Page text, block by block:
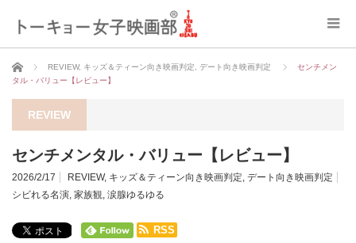
ホーム REVIEW, キッズ＆ティーン向き映画判定 デート向き映画判定
センチメン
タル・バリュー【レビュー】
REVIEW
センチメンタル・バリュー【レビュー】
2026/2/17 REVIEW, キッズ＆ティーン向き映画判定, デート向き映画判定
シビれる名演, 家族観, 涙腺ゆるゆる
RSS